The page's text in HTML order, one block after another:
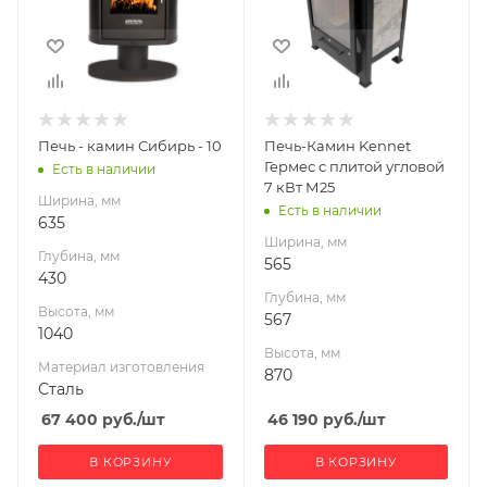
Высота, мм
1040
Материал
Сталь
Вид топлива
Диаметр дымохода,
115
250
12
10
Печь - камин Сибирь - 10
Есть в наличии
Ширина, мм
635
Глубина, мм
430
Высота, мм
1040
Материал изготовления
Сталь
67 400 руб./шт
В КОРЗИНУ
Высота, мм
870
Печь-Камин Kennet
Гермес с плитой угловой
7 кВт М25
Есть в наличии
Ширина, мм
565
Глубина, мм
567
Высота, мм
870
46 190 руб./шт
В КОРЗИНУ